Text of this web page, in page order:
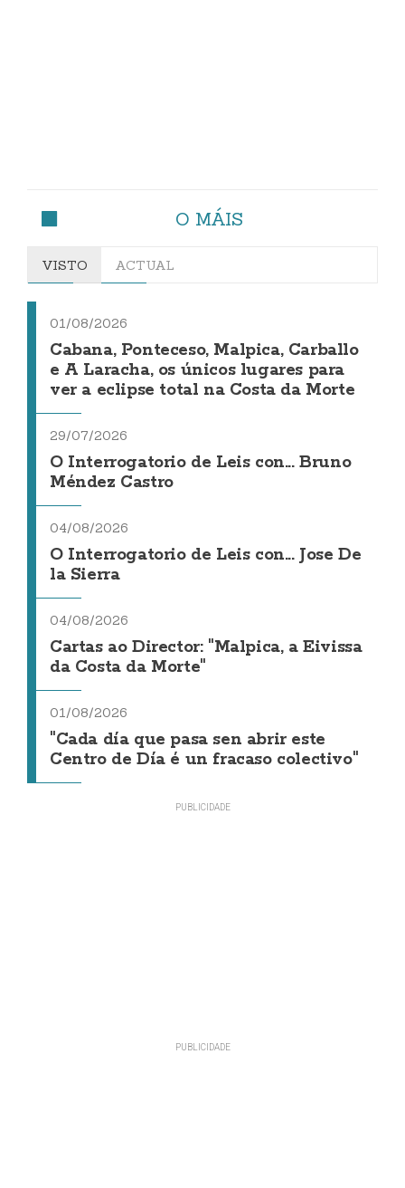
O MÁIS
VISTO ACTUAL
01/08/2026
Cabana, Ponteceso, Malpica, Carballo
e A Laracha, os únicos lugares para
ver a eclipse total na Costa da Morte
29/07/2026
O Interrogatorio de Leis con... Bruno
Méndez Castro
04/08/2026
O Interrogatorio de Leis con... Jose De
la Sierra
04/08/2026
Cartas ao Director: "Malpica, a Eivissa
da Costa da Morte"
01/08/2026
"Cada día que pasa sen abrir este
Centro de Día é un fracaso colectivo"